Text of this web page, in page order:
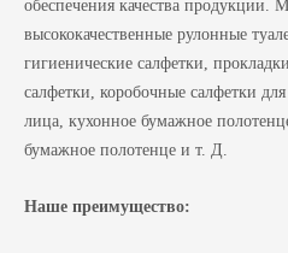
обеспечения качества продукции.
высококачественные рулонные
гигиенические салфетки,
салфетки, коробочные салфетки
лица, кухонное бумажное
бумажное полотенце и т. Д.
Наше преимущество: